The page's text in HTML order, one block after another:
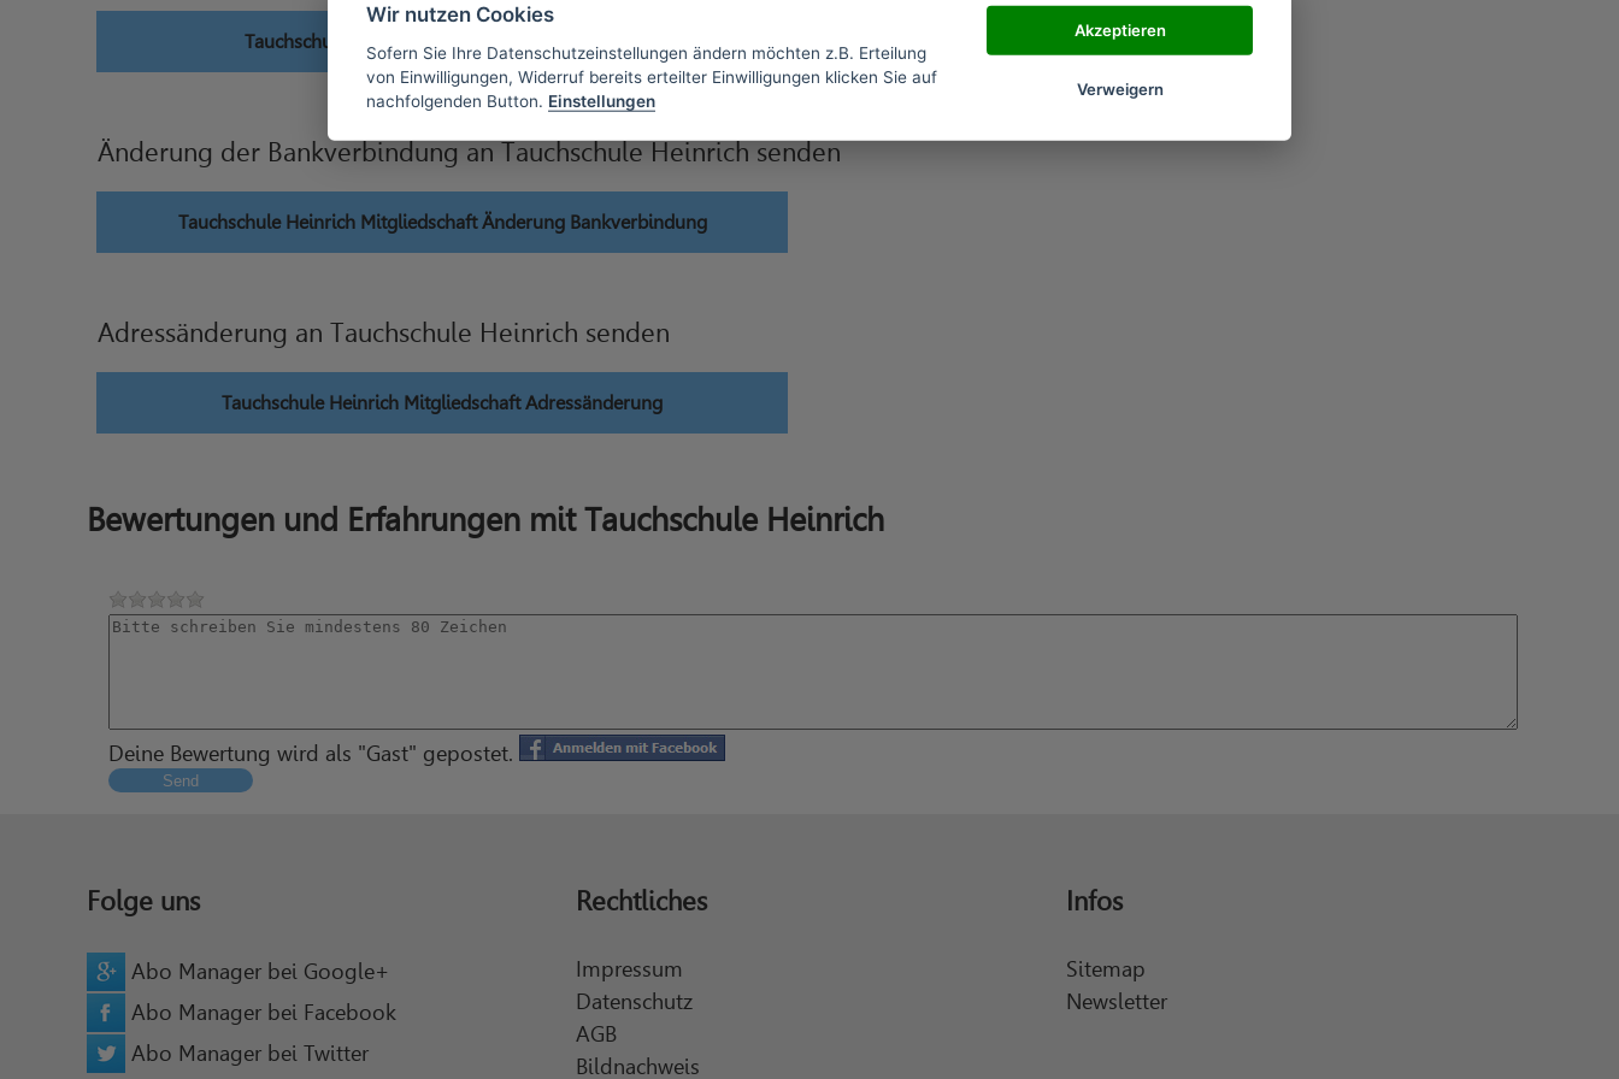
Tauchschule Heinrich Mitgliedschaft widerrufen
Änderung der Bankverbindung an Tauchschule Heinrich senden
Tauchschule Heinrich Mitgliedschaft Änderung Bankverbindung
Adressänderung an Tauchschule Heinrich senden
Tauchschule Heinrich Mitgliedschaft Adressänderung
Bewertungen und Erfahrungen mit Tauchschule Heinrich
Deine Bewertung wird als "Gast" gepostet.
Send
Folge uns
Abo Manager bei Google+
Abo Manager bei Facebook
Abo Manager bei Twitter
Rechtliches
Impressum
Datenschutz
AGB
Bildnachweis
Infos
Sitemap
Newsletter
Wir nutzen Cookies
Sofern Sie Ihre Datenschutzeinstellungen ändern möchten z.B. Erteilung
von Einwilligungen, Widerruf bereits erteilter Einwilligungen klicken Sie auf
nachfolgenden Button. Einstellungen
Akzeptieren
Verweigern